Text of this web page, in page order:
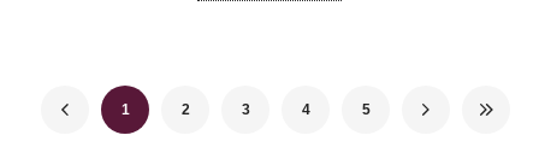
1 2 3 4 5